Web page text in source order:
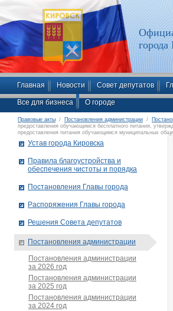
Главная Новости Совет депутатов
Все для бизнеса О городе
Правовые акты / Постановления администрации /
предоставления обучающимся бесплатного питания,
предоставления питания обучающимся муниципальных
Устав города Кировска
Правила благоустройства и
обеспечения чистоты и порядка
Постановления Главы города
Распоряжения Главы города
Решения Совета депутатов
Постановления администрации
Постановления администрации
за 2026 год
Постановления администрации
за 2025 год
Постановления администрации
за 2024 год